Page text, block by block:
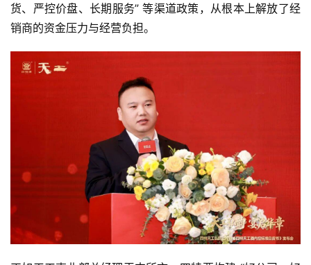
货、严控价盘、长期服务” 等渠道政策，从根本上解放了经
销商的资金压力与经营负担。